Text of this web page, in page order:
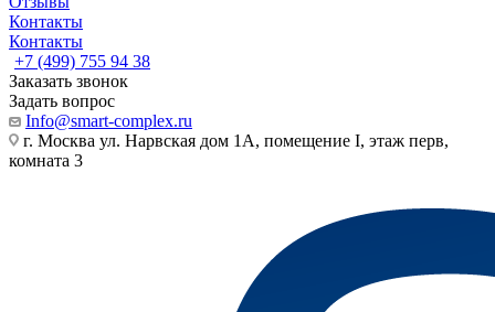
Контакты
Контакты
+7 (499) 755 94 38
Заказать звонок
Задать вопрос
Info@smart-complex.ru
г. Москва ул. Нарвская дом 1А, помещение I, этаж перв,
комната 3